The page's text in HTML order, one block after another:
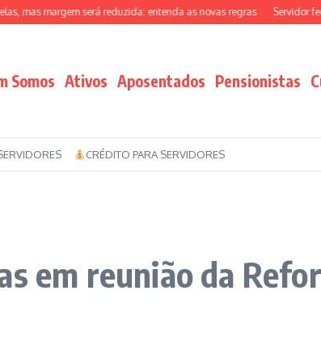
margem será reduzida: entenda as novas regras Servidor
Somos Ativos Aposentados Pensionistas
CRÉDITO PARA SERVIDORES
em reunião da